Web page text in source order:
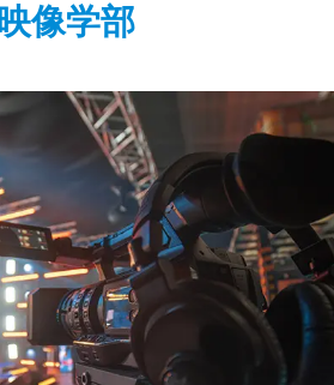
映像学部